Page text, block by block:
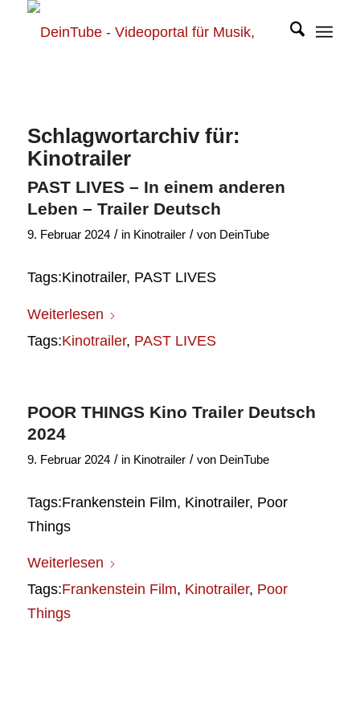
Schlagwortarchiv für:
Kinotrailer
PAST LIVES – In einem anderen
Leben – Trailer Deutsch
9. Februar 2024 / in Kinotrailer / von DeinTube
Tags:Kinotrailer, PAST LIVES
Weiterlesen
Tags:Kinotrailer, PAST LIVES
POOR THINGS Kino Trailer Deutsch
2024
9. Februar 2024 / in Kinotrailer / von DeinTube
Tags:Frankenstein Film, Kinotrailer, Poor
Things
Weiterlesen
Tags:Frankenstein Film, Kinotrailer, Poor
Things